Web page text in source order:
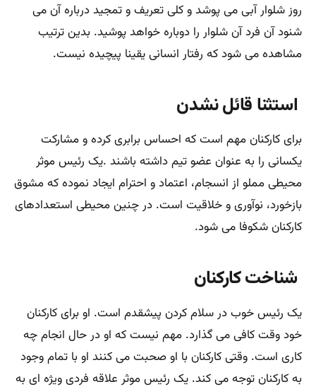
روز شلوار آبی می پوشد و کلی تعریف و تمجید درباره آن می
شنود آن فرد آن شلوار را دوباره خواهد پوشید. بدین ترتیب
مشاهده می شود که رفتار انسانی یقینا پیچیده نیست.
استثنا قائل نشدن
برای کارکنان مهم است که احساس برابری کرده و مشارکت
یکسانی را به عنوان عضو تیم داشته باشند .یک رئیس موثر
محیطی مملو از انسجام، اعتماد و احترام ایجاد نموده که مشوق
بازخورد، نوآوری و خلاقیت است. در چنین محیطی استعدادهای
کارکنان شکوفا می شود.
شناخت کارکنان
یک رئیس خوب در سلام کردن پیشقدم است. او برای کارکنان
خود وقت کافی می گذارد. مهم نیست که او در حال انجام چه
کاری است. وقتی کارکنان با او صحبت می کنند او با تمام وجود
به کارکنان توجه می کند. یک رئیس موثر علاقه فردی ویژه ای به